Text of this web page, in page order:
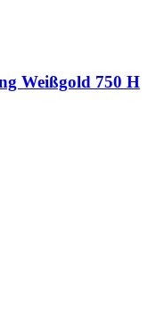
Weißgold 750 H